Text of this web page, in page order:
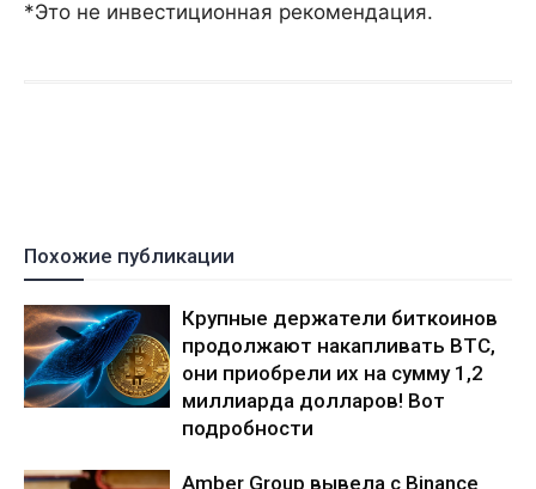
*Это не инвестиционная рекомендация.
Похожие публикации
Крупные держатели биткоинов
продолжают накапливать BTC,
они приобрели их на сумму 1,2
миллиарда долларов! Вот
подробности
Amber Group вывела с Binance